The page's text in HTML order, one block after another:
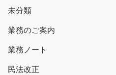
未分類
業務のご案内
業務ノート
民法改正